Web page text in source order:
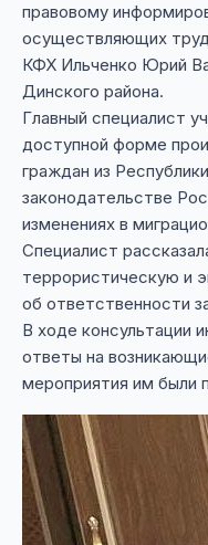
правовому
осуществляющих
КФХ Ильченко Юрий
Динского района.
Главный специалист
доступной форме
граждан из
законодательстве
изменениях в
Специалист
террористическую и
об ответственности
В ходе консультации
ответы на
мероприятия им были